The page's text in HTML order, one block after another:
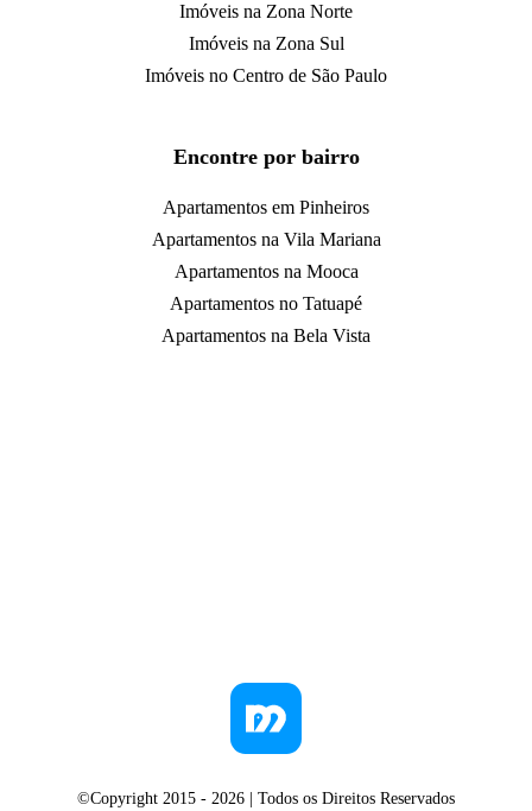
Imóveis na Zona Norte
Imóveis na Zona Sul
Imóveis no Centro de São Paulo
Encontre por bairro
Apartamentos em Pinheiros
Apartamentos na Vila Mariana
Apartamentos na Mooca
Apartamentos no Tatuapé
Apartamentos na Bela Vista
©Copyright 2015 - 2026 | Todos os Direitos Reservados